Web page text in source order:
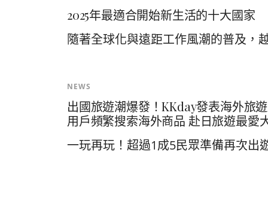
2025年最適合開始新生活的十大國家
隨著全球化與遠距工作風潮的普及，
NEWS
出國旅遊潮爆發！KKday發表海外旅
用戶頻繁搜索海外商品 赴日旅遊最愛
一玩再玩！超過1成5民眾準備再次出